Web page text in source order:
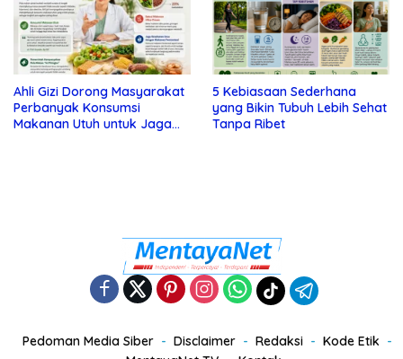
Ahli Gizi Dorong Masyarakat
Perbanyak Konsumsi
Makanan Utuh untuk Jaga
5 Kebiasaan Sederhana
yang Bikin Tubuh Lebih Sehat
Tanpa Ribet
Pedoman Media Siber Disclaimer Redaksi
Kode Etik